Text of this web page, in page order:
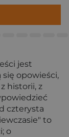
jest
opowieści,
historii, z
czterysta
to
o